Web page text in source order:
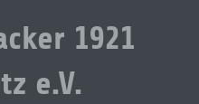
1921
e.V.